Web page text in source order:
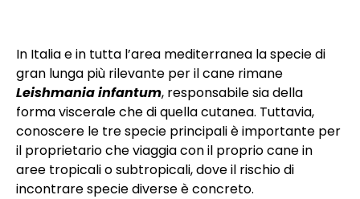
In Italia e in tutta l’area mediterranea la specie di
gran lunga più rilevante per il cane rimane
Leishmania infantum, responsabile sia della
forma viscerale che di quella cutanea. Tuttavia,
conoscere le tre specie principali è importante per
il proprietario che viaggia con il proprio cane in
aree tropicali o subtropicali, dove il rischio di
incontrare specie diverse è concreto.